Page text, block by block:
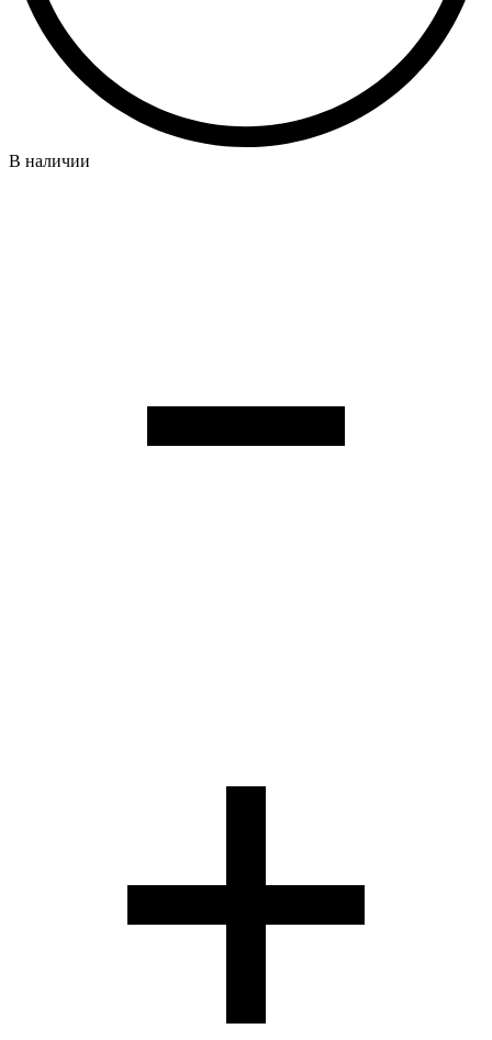
В наличии